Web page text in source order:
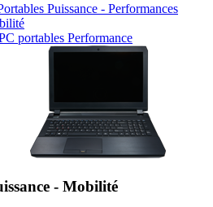
portables Performance
- Mobilité